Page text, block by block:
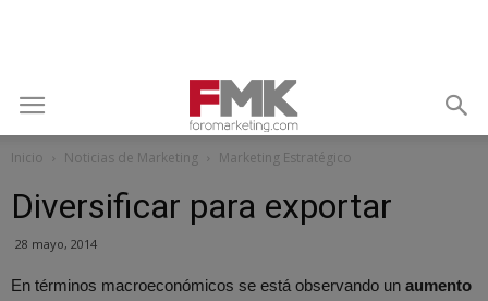
Inicio Noticias de Marketing Marketing Estratégico
Diversificar para exportar
28 mayo, 2014
En términos macroeconómicos se está observando un aumento